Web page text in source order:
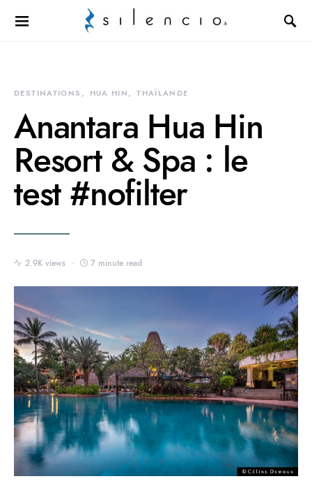
Search for:
DESTINATIONS HUA HIN THAÏLANDE
Anantara Hua Hin
Resort & Spa : le
test #nofilter
2.9K views 7 minute read